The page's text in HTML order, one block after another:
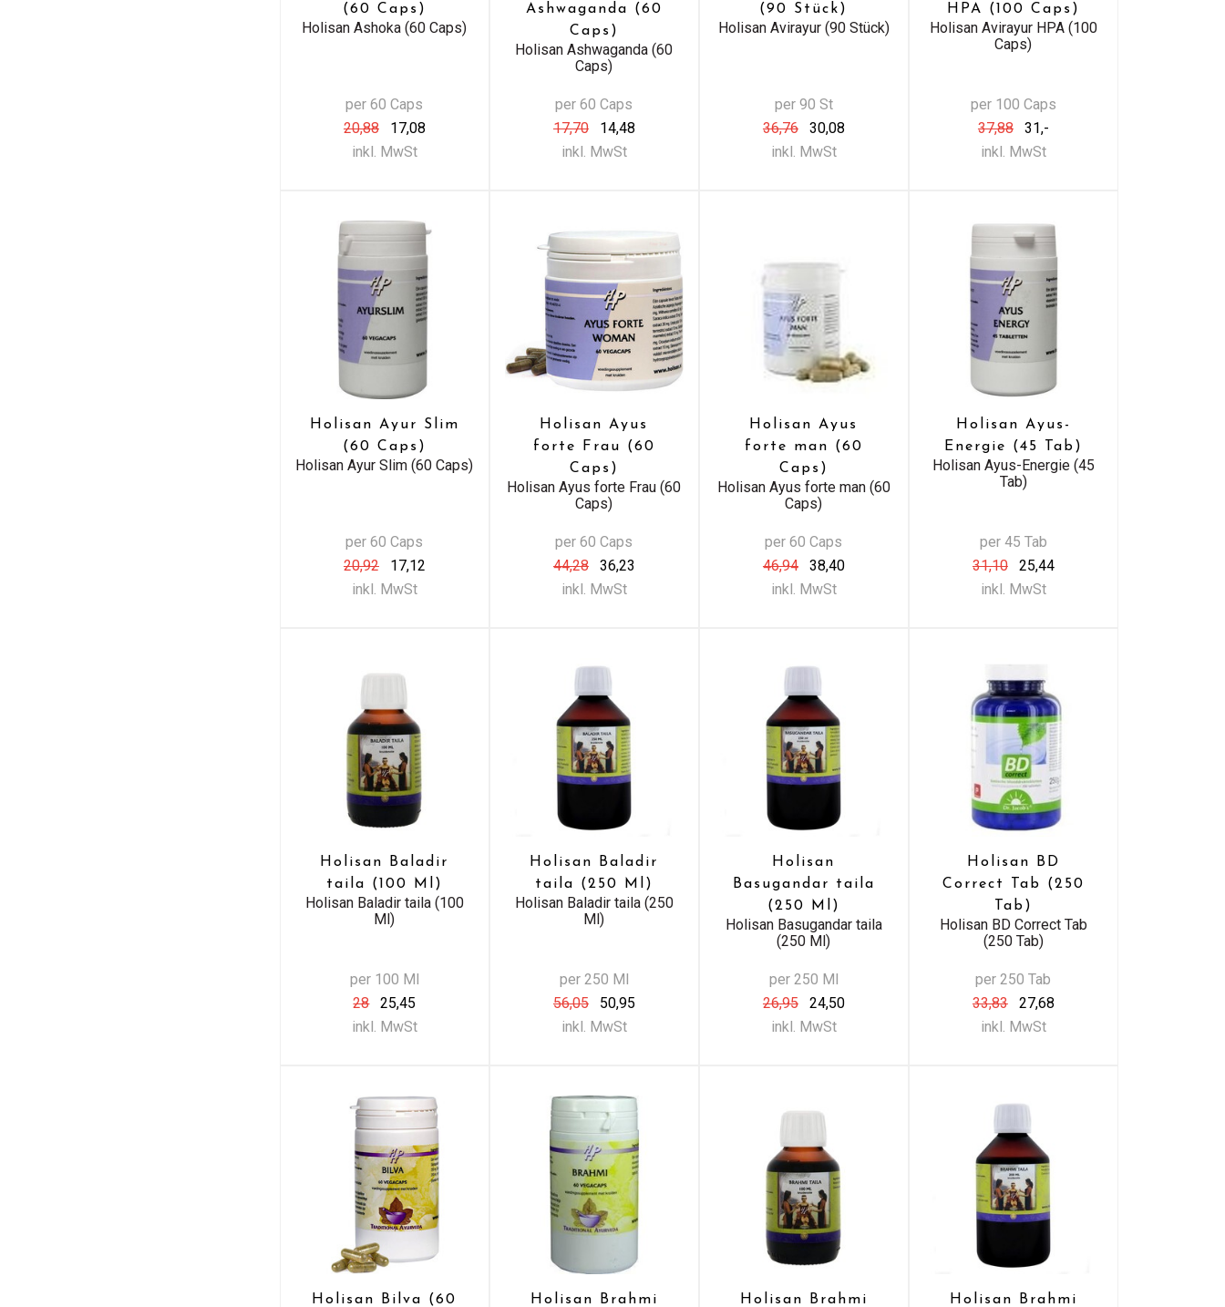
(60 Caps)
Holisan Ashoka (60 Caps)
per 60 Caps
20,88
17,08
inkl. MwSt
Ashwaganda (60
Caps)
Holisan Ashwaganda (60
Caps)
per 60 Caps
17,70
14,48
inkl. MwSt
(90 Stück)
Holisan Avirayur (90 Stück)
per 90 St
36,76
30,08
inkl. MwSt
HPA (100 Caps)
Holisan Avirayur HPA (100
Caps)
per 100 Caps
37,88
31,-
inkl. MwSt
Holisan Ayur Slim
(60 Caps)
Holisan Ayur Slim (60 Caps)
per 60 Caps
20,92
17,12
inkl. MwSt
Holisan Ayus
forte Frau (60
Caps)
Holisan Ayus forte Frau (60
Caps)
per 60 Caps
44,28
36,23
inkl. MwSt
Holisan Ayus
forte man (60
Caps)
Holisan Ayus forte man (60
Caps)
per 60 Caps
46,94
38,40
inkl. MwSt
Holisan Ayus-
Energie (45 Tab)
Holisan Ayus-Energie (45
Tab)
per 45 Tab
31,10
25,44
inkl. MwSt
Holisan Baladir
taila (100 Ml)
Holisan Baladir taila (100
Ml)
per 100 Ml
28
25,45
inkl. MwSt
Holisan Baladir
taila (250 Ml)
Holisan Baladir taila (250
Ml)
per 250 Ml
56,05
50,95
inkl. MwSt
Holisan
Basugandar taila
(250 Ml)
Holisan Basugandar taila
(250 Ml)
per 250 Ml
26,95
24,50
inkl. MwSt
Holisan BD
Correct Tab (250
Tab)
Holisan BD Correct Tab
(250 Tab)
per 250 Tab
33,83
27,68
inkl. MwSt
Holisan Bilva (60 Holisan Brahmi Holisan Brahmi Holisan Brahmi